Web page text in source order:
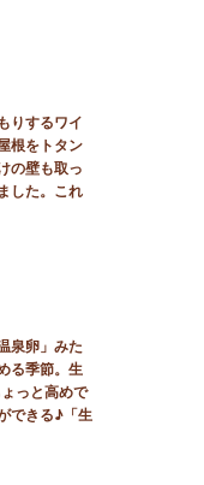
りするワイ
根をトタン
の壁も取っ
した。これ
泉卵」みた
る季節。生
っと高めで
できる♪「生